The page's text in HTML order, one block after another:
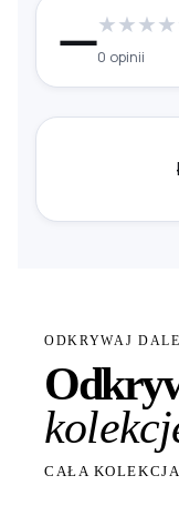
—★★★★
0 opinii
ODKRYWAJ
CAŁA KOLEKCJA